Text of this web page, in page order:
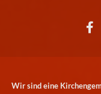
Wir sind eine